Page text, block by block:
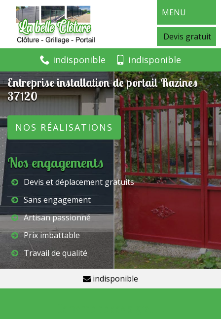
MENU
Devis gratuit
indisponible indisponible
Entreprise installation de portail Razines
37120
NOS RÉALISATIONS
Nos engagements
Devis et déplacement gratuits
Sans engagement
Artisan passionné
Prix imbattable
Travail de qualité
indisponible